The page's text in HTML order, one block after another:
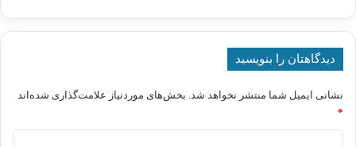
دیدگاهتان را بنویسید
نشانی ایمیل شما منتشر نخواهد شد. بخش‌های موردنیاز علامت‌گذاری شده‌اند
*